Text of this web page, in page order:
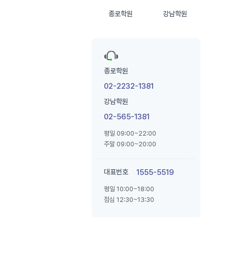
종로학원 강남학원
종로학원
02-2232-1381
강남학원
02-565-1381
평일 09:00~22:00
주말 09:00~20:00
대표번호 1555-5519
평일 10:00~18:00
점심 12:30~13:30